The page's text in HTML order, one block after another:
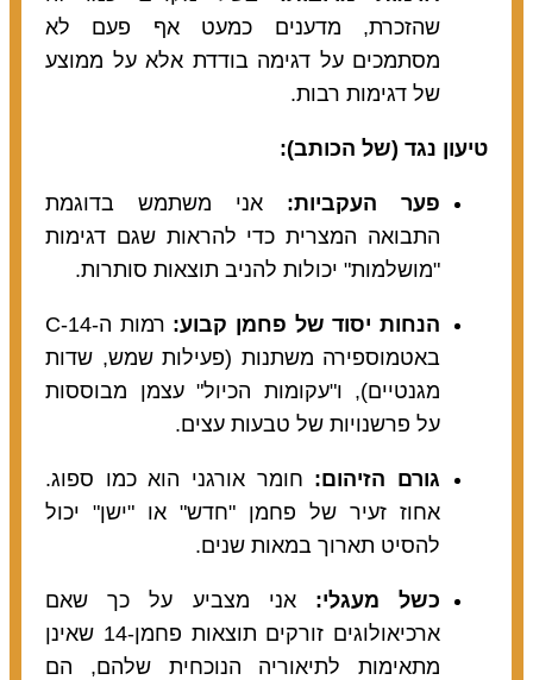
שהזכרת, מדענים כמעט אף פעם לא
מסתמכים על דגימה בודדת אלא על ממוצע
של דגימות רבות.
טיעון נגד (של הכותב):
פער העקביות:אני משתמש בדוגמת
התבואה המצרית כדי להראות שגם דגימות
"מושלמות" יכולות להניב תוצאות סותרות.
הנחות יסוד של פחמן קבוע:
רמות ה-C-14
באטמוספירה משתנות (פעילות שמש, שדות
מגנטיים), ו"עקומות הכיול" עצמן מבוססות
על פרשנויות של טבעות עצים.
גורם הזיהום:חומר אורגני הוא כמו ספוג.
אחוז זעיר של פחמן "חדש" או "ישן" יכול
להסיט תארוך במאות שנים.
כשל מעגלי:אני מצביע על כך שאם
ארכיאולוגים זורקים תוצאות פחמן-14 שאינן
מתאימות לתיאוריה הנוכחית שלהם, הם